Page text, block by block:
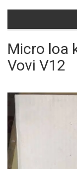
Micro loa
Vovi V12